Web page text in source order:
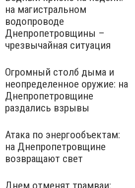
на магистральном
водопроводе
Днепропетровщины –
чрезвычайная ситуация
Огромный столб дыма и
неопределенное оружие: на
Днепропетровщине
раздались взрывы
Атака по энергообъектам:
на Днепропетровщине
возвращают свет
Днем отменят трамваи: